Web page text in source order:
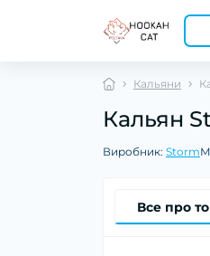
Кальяни
Кальян
Виробник: Storm
Все про